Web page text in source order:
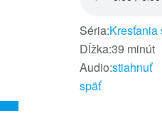
Séria:
Dĺžka:39 minút
Audio:stiahnuť
späť